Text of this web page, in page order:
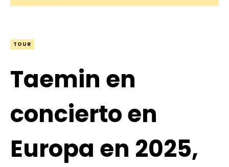
TOUR
Taemin en
concierto en
Europa en 2025,